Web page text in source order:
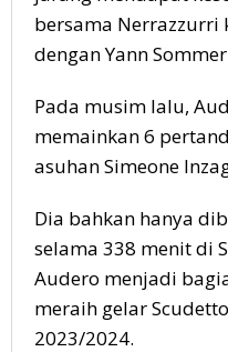
bersama Nerrazzurri
dengan Yann
Pada musim lalu,
memainkan 6
asuhan Simeone
Dia bahkan hanya
selama 338 menit di
Audero menjadi
meraih gelar
2023/2024.